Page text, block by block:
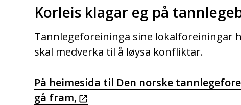
Korleis klagar eg på
Tannlegeforeininga sine lokalforeiningar
skal medverka til å løysa konfliktar.
På heimesida til Den norske
gå fram,